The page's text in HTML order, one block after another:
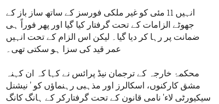
انہیں 11 مئی کو غیر ملکی فورسز کے ساتھ ساز باز کے
جھوٹے الزامات کے تحت گرفتار کیا گیا اور پھر فوراً ہی
ضمانت پر رہا کر دیا گیا۔ لیکن اس الزام کے تحت انہیں
عمر قید کی سزا ہو سکتی تھی۔
محکمۂ خارجہ کے ترجمان نیڈ پرائس نے کہا کہ ان کہنہ
مشق کارکنوں، اسکالرز اور مذہبی رہنماؤں کو ' نیشنل
سیکیورٹی لاء' نامی قانون کے تحت گرفتارکر کے ہانگ کانگ